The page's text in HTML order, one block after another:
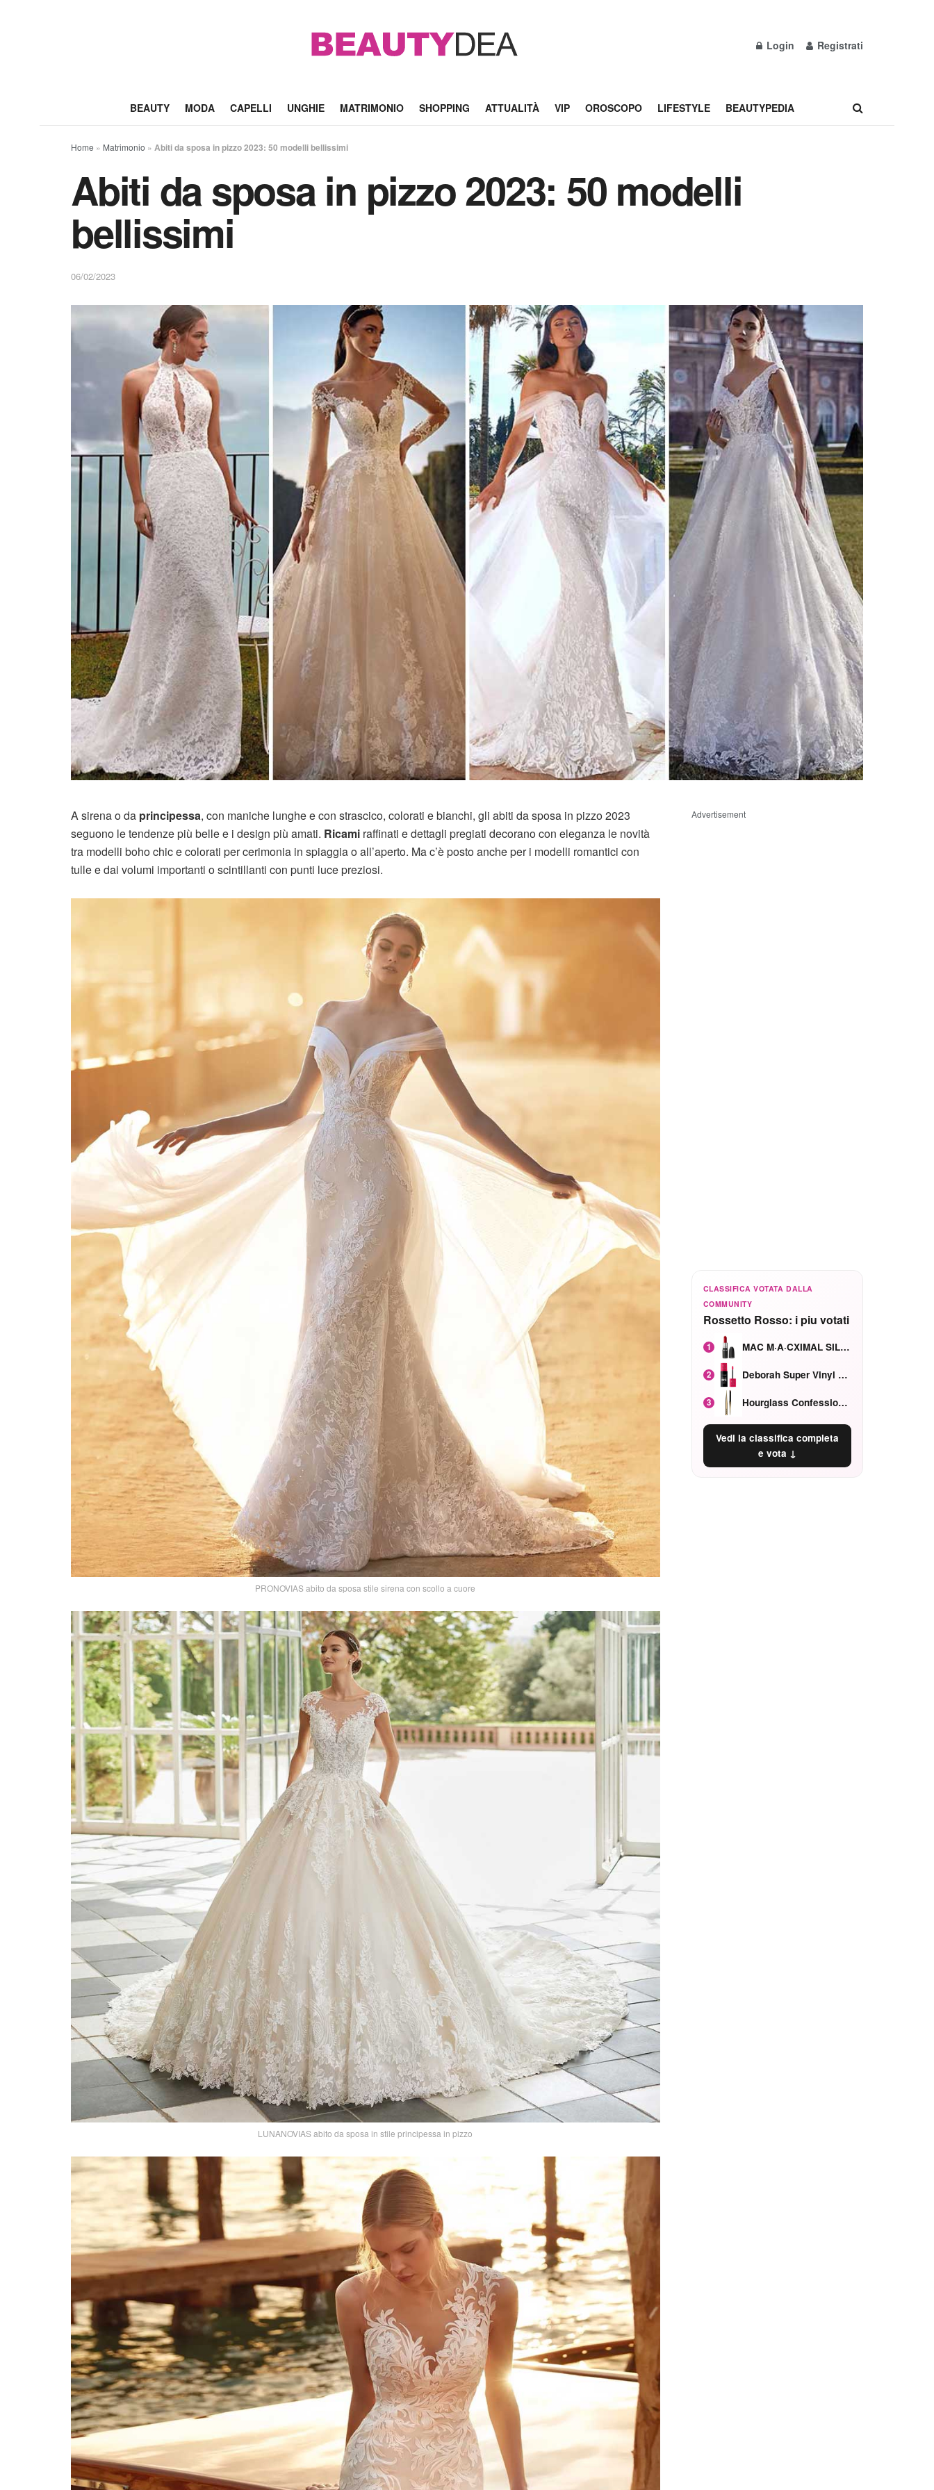
Login Registrati
BEAUTY MODA CAPELLI UNGHIE MATRIMONIO SHOPPING ATTUALITÀ VIP OROSCOPO LIFESTYLE BEAUTYPEDIA
Home » Matrimonio » Abiti da sposa in pizzo 2023: 50 modelli bellissimi
Abiti da sposa in pizzo 2023: 50 modelli
bellissimi
06/02/2023
A sirena o da principessa, con maniche lunghe e con strascico, colorati e bianchi, gli abiti da sposa in pizzo 2023
seguono le tendenze più belle e i design più amati. Ricami raffinati e dettagli pregiati decorano con eleganza le novità
tra modelli boho chic e colorati per cerimonia in spiaggia o all’aperto. Ma c’è posto anche per i modelli romantici con
tulle e dai volumi importanti o scintillanti con punti luce preziosi.
PRONOVIAS abito da sposa stile sirena con scollo a cuore
LUNANOVIAS abito da sposa in stile principessa in pizzo
Advertisement
CLASSIFICA VOTATA DALLA
COMMUNITY
Rossetto Rosso: i piu votati
1 MAC M·A·CXIMAL SILKY MATTE Red Rock mat
2 Deborah Super Vinyl Shake Rosa Ciliegia
3 Hourglass Confession Ricaricabile Ultra Preciso Ad Alta Intensità Secretly Classic Red
Vedi la classifica completa
e vota ↓